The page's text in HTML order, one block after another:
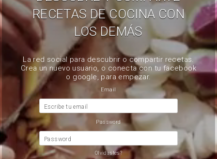
RECETAS DE COCINA CON
LOS DEMÁS
La red social para descubrir o compartir recetas.
Crea un nuevo usuario, o conecta con tu facebook
o google, para empezar.
Email
Escribe tu email
Password
Password
Olvidastes?